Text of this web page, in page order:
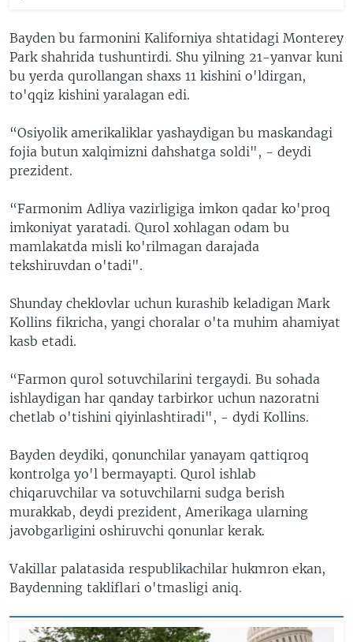
Bayden bu farmonini Kaliforniya shtatidagi Monterey
Park shahrida tushuntirdi. Shu yilning 21-yanvar kuni
bu yerda qurollangan shaxs 11 kishini o'ldirgan,
to'qqiz kishini yaralagan edi.
“Osiyolik amerikaliklar yashaydigan bu maskandagi
fojia butun xalqimizni dahshatga soldi", - deydi
prezident.
“Farmonim Adliya vazirligiga imkon qadar ko'proq
imkoniyat yaratadi. Qurol xohlagan odam bu
mamlakatda misli ko'rilmagan darajada
tekshiruvdan o'tadi".
Shunday cheklovlar uchun kurashib keladigan Mark
Kollins fikricha, yangi choralar o'ta muhim ahamiyat
kasb etadi.
“Farmon qurol sotuvchilarini tergaydi. Bu sohada
ishlaydigan har qanday tarbirkor uchun nazoratni
chetlab o'tishini qiyinlashtiradi", - dydi Kollins.
Bayden deydiki, qonunchilar yanayam qattiqroq
kontrolga yo'l bermayapti. Qurol ishlab
chiqaruvchilar va sotuvchilarni sudga berish
murakkab, deydi prezident, Amerikaga ularning
javobgarligini oshiruvchi qonunlar kerak.
Vakillar palatasida respublikachilar hukmron ekan,
Baydenning takliflari o'tmasligi aniq.